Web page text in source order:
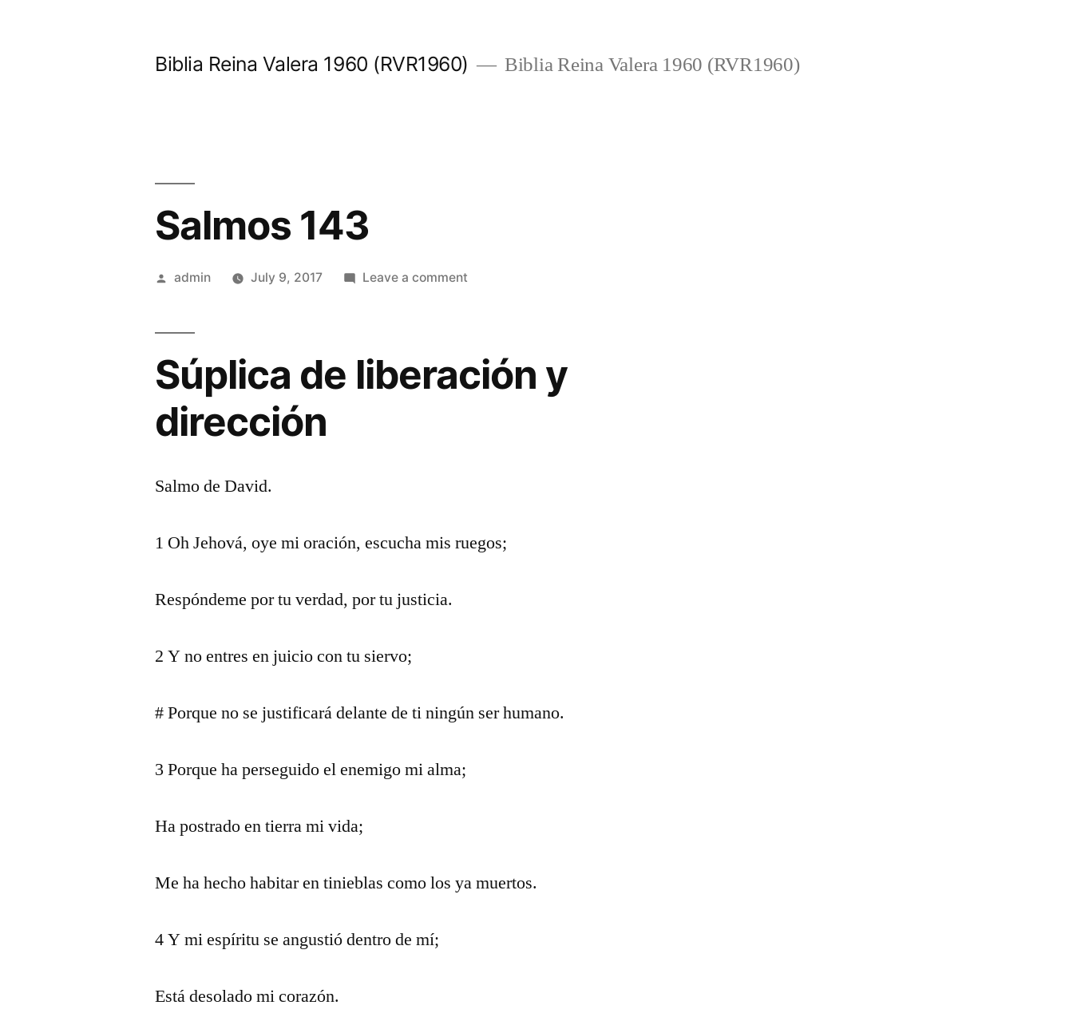
Biblia Reina Valera 1960 (RVR1960) Biblia Reina Valera 1960 (RVR1960)
Salmos 143
Posted
admin July 9, 2017 Leave a commenton
Súplica de liberación y
dirección
Salmo de David.
1 Oh Jehová, oye mi oración, escucha mis ruegos;
Respóndeme por tu verdad, por tu justicia.
2 Y no entres en juicio con tu siervo;
# Porque no se justificará delante de ti ningún ser humano.
3 Porque ha perseguido el enemigo mi alma;
Ha postrado en tierra mi vida;
Me ha hecho habitar en tinieblas como los ya muertos.
4 Y mi espíritu se angustió dentro de mí;
Está desolado mi corazón.